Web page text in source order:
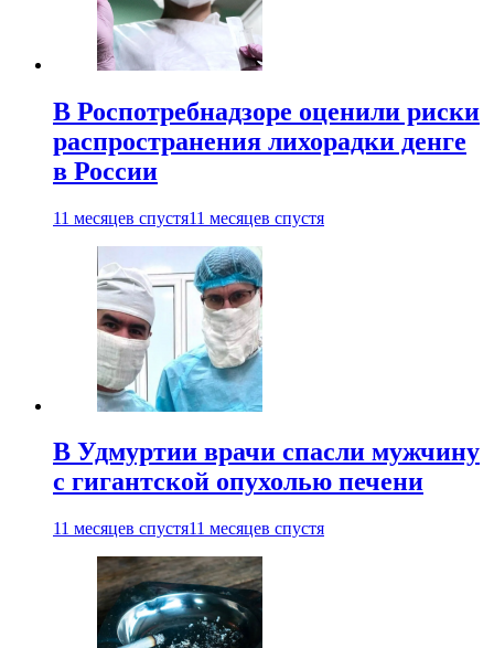
В Роспотребнадзоре оценили риски
распространения лихорадки денге
в России
11 месяцев спустя11 месяцев спустя
В Удмуртии врачи спасли мужчину
с гигантской опухолью печени
11 месяцев спустя11 месяцев спустя